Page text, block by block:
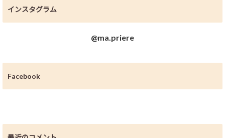
インスタグラム
@ma.priere
Facebook